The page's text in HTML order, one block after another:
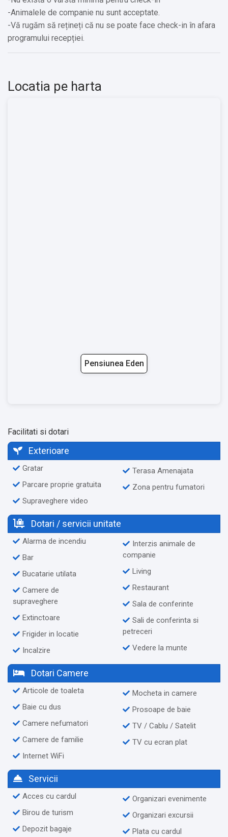
-Animalele de companie nu sunt acceptate.
-Vă rugăm să rețineți că nu se poate face check-in în afara
programului recepției.
Locatia pe harta
Pensiunea Eden
Facilitati si dotari
Exterioare
Gratar
Parcare proprie gratuita
Supraveghere video
Terasa Amenajata
Zona pentru fumatori
Dotari / servicii unitate
Alarma de incendiu
Bar
Bucatarie utilata
Camere de
supraveghere
Extinctoare
Frigider in locatie
Incalzire
Interzis animale de
companie
Living
Restaurant
Sala de conferinte
Sali de conferinta si
petreceri
Vedere la munte
Dotari Camere
Articole de toaleta
Baie cu dus
Camere nefumatori
Camere de familie
Internet WiFi
Mocheta in camere
Prosoape de baie
TV / Cablu / Satelit
TV cu ecran plat
Servicii
Acces cu cardul
Birou de turism
Depozit bagaje
Organizari evenimente
Organizari excursii
Plata cu cardul